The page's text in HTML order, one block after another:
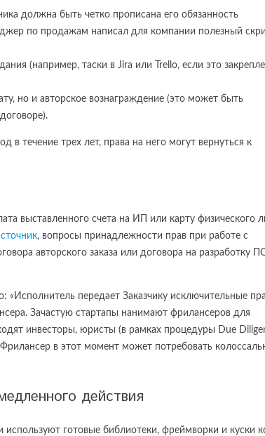
должна быть четко прописана его обязанность
по продажам написал для компании полезный
(например, таски в Jira или Trello, если это
но и авторское вознаграждение (это может быть
в течение трех лет, права на него могут вернуться к
выставленного счета на ИП или карту физического
, вопросы принадлежности прав при работе с
авторского заказа или договора на разработку
«Исполнитель передает Заказчику исключительные
Зачастую стартапы нанимают фрилансеров для
инвесторы, юристы (в рамках процедуры Due
в этот момент может потребовать
действия
готовые библиотеки, фреймворки и куски